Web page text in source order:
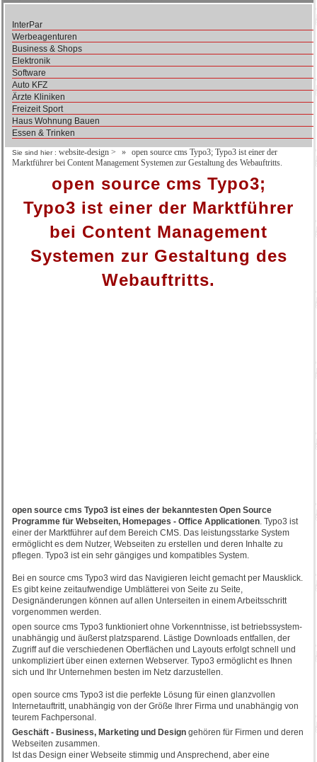
InterPar
Werbeagenturen
Business & Shops
Elektronik
Software
Auto KFZ
Ärzte Kliniken
Freizeit Sport
Haus Wohnung Bauen
Essen & Trinken
Sie sind hier : website-design >
open source cms Typo3; Typo3 ist einer der
Marktführer bei Content Management Systemen zur Gestaltung des Webauftritts.
open source cms Typo3;
Typo3 ist einer der Marktführer
bei Content Management
Systemen zur Gestaltung des
Webauftritts.
open source cms Typo3 ist eines der bekanntesten Open Source
Programme für Webseiten, Homepages - Office Applicationen. Typo3 ist
einer der Marktführer auf dem Bereich CMS. Das leistungsstarke System
ermöglicht es dem Nutzer, Webseiten zu erstellen und deren Inhalte zu
pflegen. Typo3 ist ein sehr gängiges und kompatibles System.
Bei en source cms Typo3 wird das Navigieren leicht gemacht per Mausklick.
Es gibt keine zeitaufwendige Umblätterei von Seite zu Seite,
Designänderungen können auf allen Unterseiten in einem Arbeitsschritt
vorgenommen werden.
open source cms Typo3 funktioniert ohne Vorkenntnisse, ist betriebssystem-
unabhängig und äußerst platzsparend. Lästige Downloads entfallen, der
Zugriff auf die verschiedenen Oberflächen und Layouts erfolgt schnell und
unkompliziert über einen externen Webserver. Typo3 ermöglicht es Ihnen
sich und Ihr Unternehmen besten im Netz darzustellen.
open source cms Typo3 ist die perfekte Lösung für einen glanzvollen
Internetauftritt, unabhängig von der Größe Ihrer Firma und unabhängig von
teurem Fachpersonal.
Geschäft - Business, Marketing und Design gehören für Firmen und deren
Webseiten zusammen.
Ist das Design einer Webseite stimmig und Ansprechend, aber eine